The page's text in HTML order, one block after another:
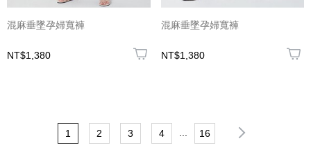
混麻垂墜孕婦寬褲
NT$1,380
混麻垂墜孕婦寬褲
NT$1,380
1 2 3 4 16